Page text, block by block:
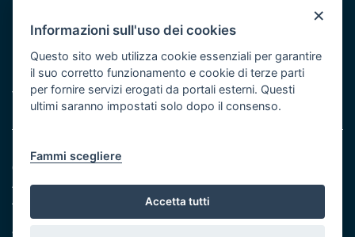
Redazione
Protezione civile
Vai al sito di Protezione Civile Puglia
Note legali
Cookie e privacy
Amministrazione trasparente
Atti di notifica
Feed RSS
Servizi Intranet
×
Informazioni sull'uso dei cookies
Questo sito web utilizza cookie essenziali per garantire
il suo corretto funzionamento e cookie di terze parti
per fornire servizi erogati da portali esterni. Questi
ultimi saranno impostati solo dopo il consenso.
Fammi scegliere
Accetta tutti